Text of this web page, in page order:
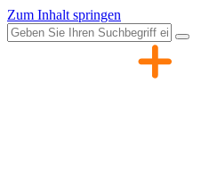
Zum Inhalt springen